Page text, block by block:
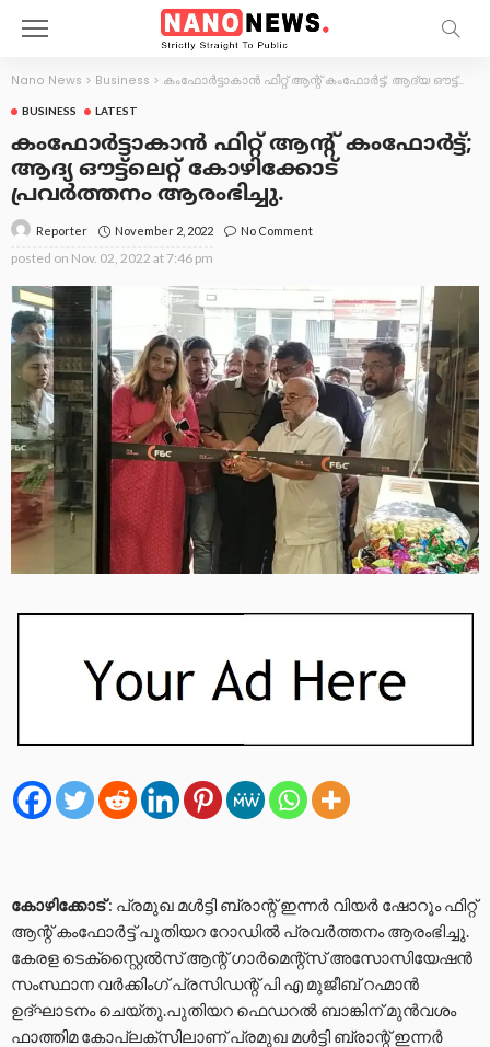
Nano News > Business > കംഫോർട്ടാകാൻ ഫിറ്റ് ആന്റ് കംഫോർട്ട്; ആദ്യ ഔട്ട്ലെറ്റ് കോഴിക്കോട് പ്രവർത്തനം ആരംഭിച്ചു.
BUSINESS LATEST
കംഫോർട്ടാകാൻ ഫിറ്റ് ആന്റ് കംഫോർട്ട്;
ആദ്യ ഔട്ട്ലെറ്റ് കോഴിക്കോട്
പ്രവർത്തനം ആരംഭിച്ചു.
Reporter November 2, 2022 No Comment
posted on Nov. 02, 2022 at 7:46 pm
കോഴിക്കോട്: പ്രമുഖ മൾട്ടി ബ്രാന്റ് ഇന്നർ വിയർ ഷോറൂം ഫിറ്റ്
ആന്റ് കംഫോർട്ട് പുതിയറ റോഡിൽ പ്രവർത്തനം ആരംഭിച്ചു.
കേരള ടെക്സ്റ്റൈൽസ് ആന്റ് ഗാർമെന്റ്സ് അസോസിയേഷൻ
സംസ്ഥാന വർക്കിംഗ് പ്രസിഡന്റ് പി എ മുജീബ് റഹ്മാൻ
ഉദ്ഘാടനം ചെയ്തു.പുതിയറ ഫെഡറൽ ബാങ്കിന് മുൻവശം
ഫാത്തിമ കോപ്ലക്സിലാണ് പ്രമുഖ മൾട്ടി ബ്രാന്റ് ഇന്നർ